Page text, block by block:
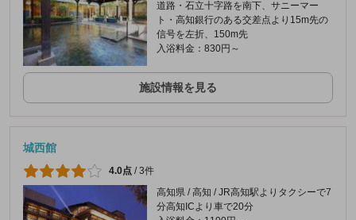
道路・石立十字路を南下、サニーマー
ト・高知銀行のある交差点より15m先の
信号を左折、150m先
入浴料金：830円～
施設情報を見る
城西館
4.0点 /3件
高知県 / 高知 / JR高知駅よりタクシーで7
分高知ICより車で20分